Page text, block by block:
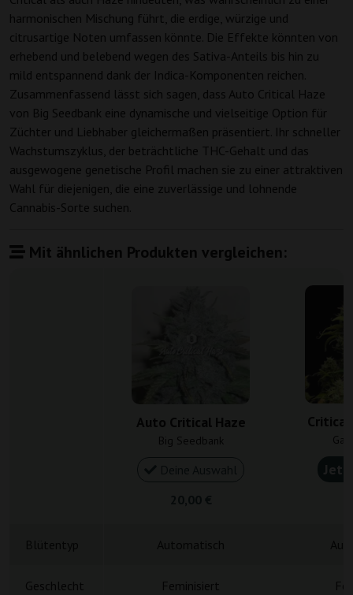
harmonischen Mischung führt, die erdige, würzige und
citrusartige Noten umfassen könnte. Die Effekte könnten von
erhebend und belebend wegen des Sativa-Anteils bis hin zu
mild entspannend dank der Indica-Komponenten reichen.
Zusammenfassend lässt sich sagen, dass Auto Critical Haze
von Big Seedbank eine dynamische und vielseitige Option für
Züchter und Liebhaber gleichermaßen präsentiert. Ihr schneller
Wachstumszyklus, der beträchtliche THC-Gehalt und das
ausgewogene genetische Profil machen sie zu einer attraktiven
Wahl für diejenigen, die eine zuverlässige und lohnende
Cannabis-Sorte suchen.
Mit ähnlichen Produkten vergleichen:
Auto Critical Haze
Big Seedbank
Geschlecht Feminisiert